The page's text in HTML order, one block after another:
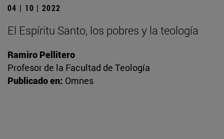
04 | 10 | 2022
El Espíritu Santo, los pobres y la teología
Ramiro Pellitero
Profesor de la Facultad de Teología
Publicado en: Omnes